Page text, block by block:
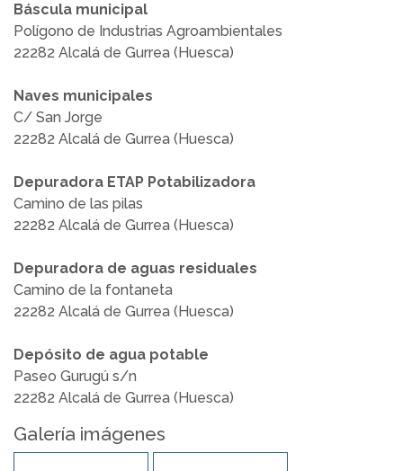
Báscula municipal
Polígono de Industrias Agroambientales
22282 Alcalá de Gurrea (Huesca)
Naves municipales
C/ San Jorge
22282 Alcalá de Gurrea (Huesca)
Depuradora ETAP Potabilizadora
Camino de las pilas
22282 Alcalá de Gurrea (Huesca)
Depuradora de aguas residuales
Camino de la fontaneta
22282 Alcalá de Gurrea (Huesca)
Depósito de agua potable
Paseo Gurugú s/n
22282 Alcalá de Gurrea (Huesca)
Galería imágenes